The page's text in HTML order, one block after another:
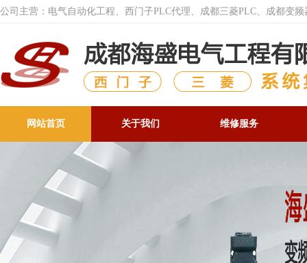
公司主营：电气自动化工程、西门子PLC代理、成都三菱PLC、成都变
网站首页 关于我们 维修服务